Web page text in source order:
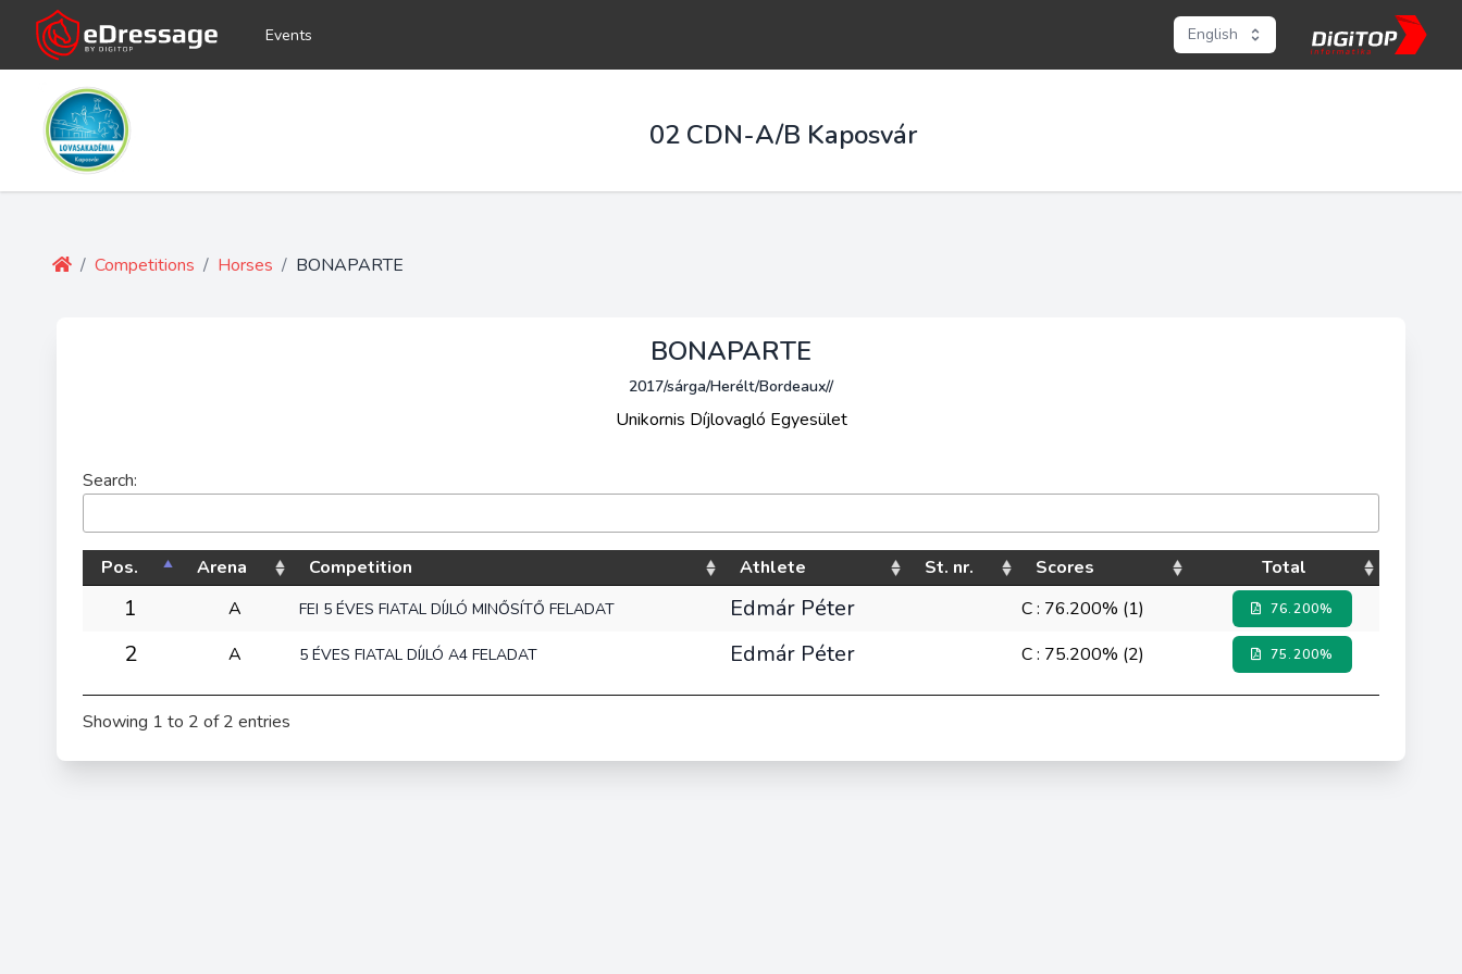
Events English
02 CDN-A/B Kaposvár
/ Competitions / Horses / BONAPARTE
BONAPARTE
2017/sárga/Herélt/Bordeaux//
Unikornis Díjlovagló Egyesület
Search:
Pos. Arena Competition Athlete St. nr. Scores Total
1 A FEI 5 ÉVES FIATAL DÍJLÓ MINŐSÍTŐ FELADAT Edmár Péter C : 76.200% (1) 76.200%
2 A 5 ÉVES FIATAL DÍJLÓ A4 FELADAT Edmár Péter C : 75.200% (2) 75.200%
Showing 1 to 2 of 2 entries